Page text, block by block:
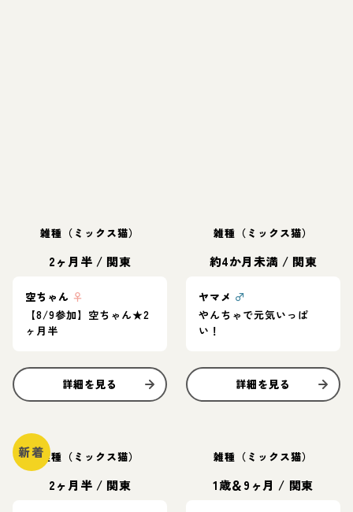
雑種（ミックス猫）
2ヶ月半 / 関東
空ちゃん ♀
【8/9参加】空ちゃん★2
ヶ月半
詳細を見る
雑種（ミックス猫）
約4か月未満 / 関東
ヤマメ ♂
やんちゃで元気いっぱ
い！
詳細を見る
新着雑種（ミックス猫）
2ヶ月半 / 関東
雑種（ミックス猫）
1歳＆9ヶ月 / 関東